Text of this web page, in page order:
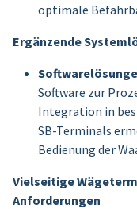
optimale
Ergänzende
Software zur
Integration in
SB-Terminals
Bedienung der
Vielseitige
Anforderungen